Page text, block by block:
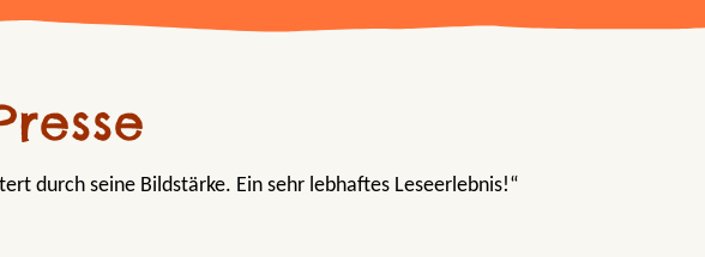
durch seine Bildstärke. Ein sehr lebhaftes Leseerlebnis!“